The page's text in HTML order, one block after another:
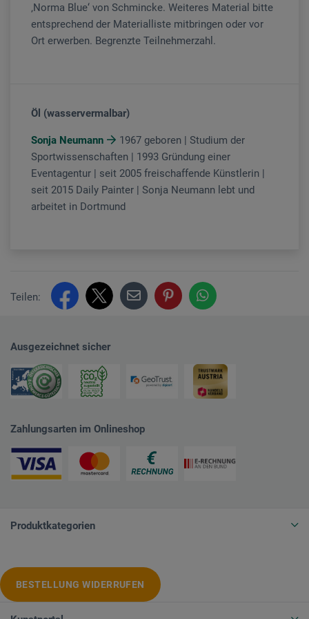
‚Norma Blue‘ von Schmincke. Weiteres Material bitte
entsprechend der Materialliste mitbringen oder vor
Ort erwerben. Begrenzte Teilnehmerzahl.
Öl (wasservermalbar)
Sonja Neumann
1967 geboren | Studium der
Sportwissenschaften | 1993 Gründung einer
Eventagentur | seit 2005 freischaffende Künstlerin |
seit 2015 Daily Painter | Sonja Neumann lebt und
arbeitet in Dortmund
Teilen:
Ausgezeichnet sicher
Zahlungsarten im Onlineshop
Produktkategorien
BESTELLUNG WIDERRUFEN